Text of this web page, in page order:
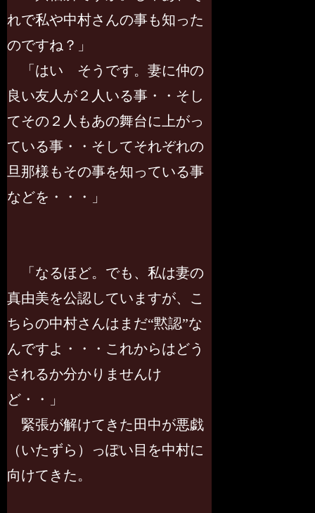
れで私や中村さんの事も知った
のですね？」
「はい そうです。妻に仲の
良い友人が２人いる事・・そし
てその２人もあの舞台に上がっ
ている事・・そしてそれぞれの
旦那様もその事を知っている事
などを・・・」
「なるほど。でも、私は妻の
真由美を公認していますが、こ
ちらの中村さんはまだ“黙認”な
んですよ・・・これからはどう
されるか分かりませんけ
ど・・」
緊張が解けてきた田中が悪戯
（いたずら）っぽい目を中村に
向けてきた。